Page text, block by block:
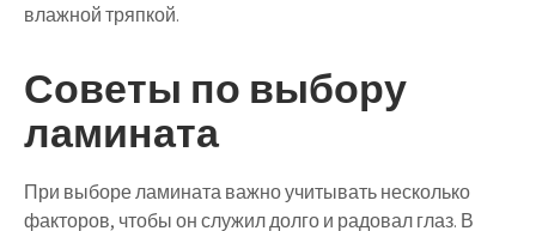
влажной тряпкой.
Советы по выбору
ламината
При выборе ламината важно учитывать несколько
факторов, чтобы он служил долго и радовал глаз. В